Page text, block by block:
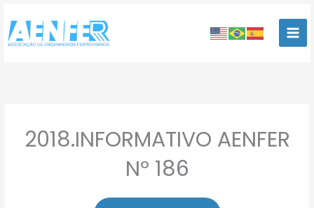
para
conteúdo
2018.INFORMATIVO AENFER
Nº 186